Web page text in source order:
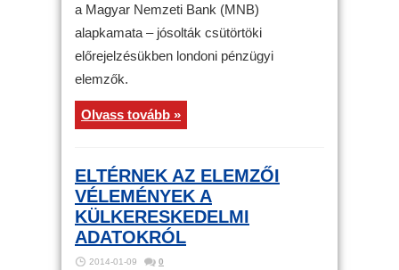
a Magyar Nemzeti Bank (MNB)
alapkamata – jósolták csütörtöki
előrejelzésükben londoni pénzügyi
elemzők.
Olvass tovább »
ELTÉRNEK AZ ELEMZŐI
VÉLEMÉNYEK A
KÜLKERESKEDELMI
ADATOKRÓL
2014-01-09 0